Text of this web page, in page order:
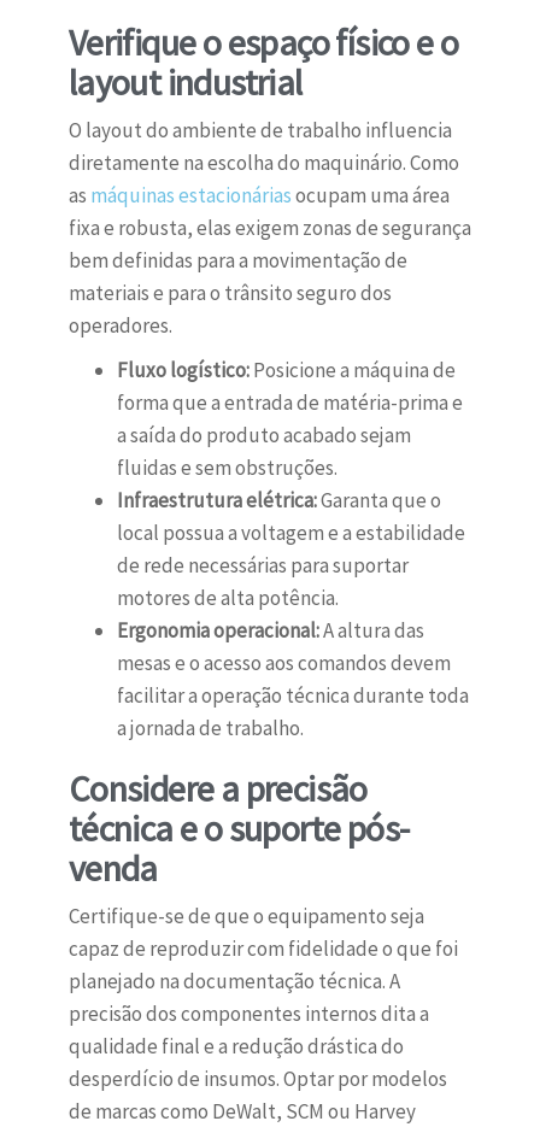
Verifique o espaço físico e o
layout industrial
O layout do ambiente de trabalho influencia
diretamente na escolha do maquinário. Como
as máquinas estacionáriasocupam uma área
fixa e robusta, elas exigem zonas de segurança
bem definidas para a movimentação de
materiais e para o trânsito seguro dos
operadores.
Fluxo logístico:Posicione a máquina de
forma que a entrada de matéria-prima e
a saída do produto acabado sejam
fluidas e sem obstruções.
Infraestrutura elétrica:Garanta que o
local possua a voltagem e a estabilidade
de rede necessárias para suportar
motores de alta potência.
Ergonomia operacional:A altura das
mesas e o acesso aos comandos devem
facilitar a operação técnica durante toda
a jornada de trabalho.
Considere a precisão
técnica e o suporte pós-
venda
Certifique-se de que o equipamento seja
capaz de reproduzir com fidelidade o que foi
planejado na documentação técnica. A
precisão dos componentes internos dita a
qualidade final e a redução drástica do
desperdício de insumos. Optar por modelos
de marcas como DeWalt, SCM ou Harvey